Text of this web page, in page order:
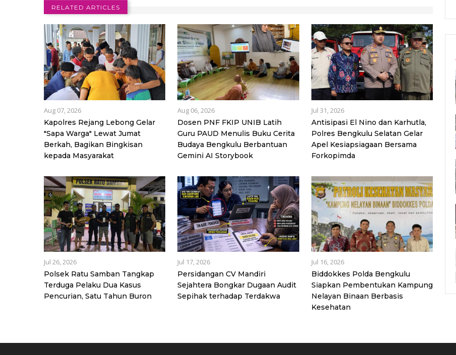
RELATED ARTICLES
Aug 07, 2026
Kapolres Rejang Lebong Gelar
"Sapa Warga" Lewat Jumat
Berkah, Bagikan Bingkisan
kepada Masyarakat
Aug 06, 2026
Dosen PNF FKIP UNIB Latih
Guru PAUD Menulis Buku Cerita
Budaya Bengkulu Berbantuan
Gemini AI Storybook
Jul 31, 2026
Antisipasi El Nino dan Karhutla,
Polres Bengkulu Selatan Gelar
Apel Kesiapsiagaan Bersama
Forkopimda
Jul 26, 2026
Polsek Ratu Samban Tangkap
Terduga Pelaku Dua Kasus
Pencurian, Satu Tahun Buron
Jul 17, 2026
Persidangan CV Mandiri
Sejahtera Bongkar Dugaan Audit
Sepihak terhadap Terdakwa
Jul 16, 2026
Biddokkes Polda Bengkulu
Siapkan Pembentukan Kampung
Nelayan Binaan Berbasis
Kesehatan